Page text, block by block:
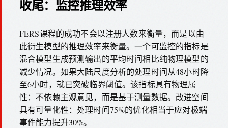
收尾：监控推理效率
FERS课程的成功不会以注册人数来衡量，而是以由
此衍生模型的推理效率来衡量。一个可监控的指标是
混合模型生成预测输出的平均时间相比纯物理模型的
减少情况。如果大陆尺度分析的处理时间从48小时降
至6小时，就已突破临界阈值。该指标具有物理属
性：不依赖主观意见，而是基于测量数据。改进空间
具有可量化性：处理时间75%的优化相当于应对极端
事件能力提升30%。